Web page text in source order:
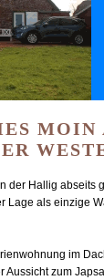
MOIN
der Hallig abseits
Lage als einzige
im
Aussicht zum